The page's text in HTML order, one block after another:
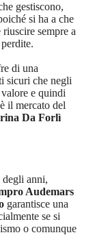
gestiscono,
si ha a che
sempre a
di una
sicuri che negli
e quindi
il mercato del
Da Forlì
degli anni,
Audemars
garantisce una
se si
o comunque